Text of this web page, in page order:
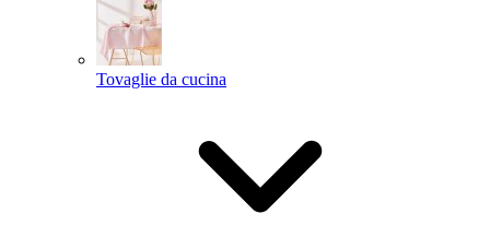
Tovaglie da cucina